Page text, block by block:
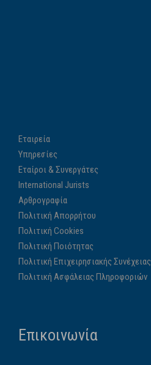
Εταιρεία
Υπηρεσίες
Εταίροι & Συνεργάτες
International Jurists
Αρθρογραφία
Πολιτική Απορρήτου
Πολιτική Cookies
Πολιτική Ποιότητας
Πολιτική Επιχειρησιακής Συνέχειας
Πολιτική Ασφάλειας Πληροφοριών
Επικοινωνία